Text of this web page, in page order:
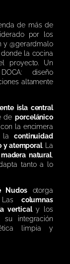
de más de
por los
y @gerardmalo
la cocina
proyecto. Un
diseño
altamente
isla central
deporcelánico
la encimera
lacontinuidad
y atemporal. La
natural,
tanto a lo
Nudos otorga
Las columnas
verticaly los
integración
limpia y